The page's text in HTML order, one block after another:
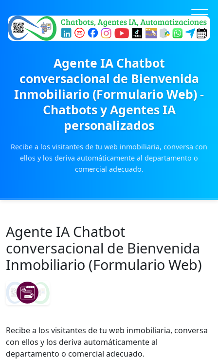
Agente IA Chatbot
conversacional de Bienvenida
Inmobiliario (Formulario Web) -
Chatbots y Agentes IA
personalizados
Recibe a los visitantes de tu web inmobiliaria, conversa con
ellos y los deriva automáticamente al departamento o
comercial adecuado.
Inicio
Contacto
Entrar
Agente IA Chatbot
conversacional de Bienvenida
Inmobiliario (Formulario Web)
Recibe a los visitantes de tu web inmobiliaria, conversa
con ellos y los deriva automáticamente al
departamento o comercial adecuado.